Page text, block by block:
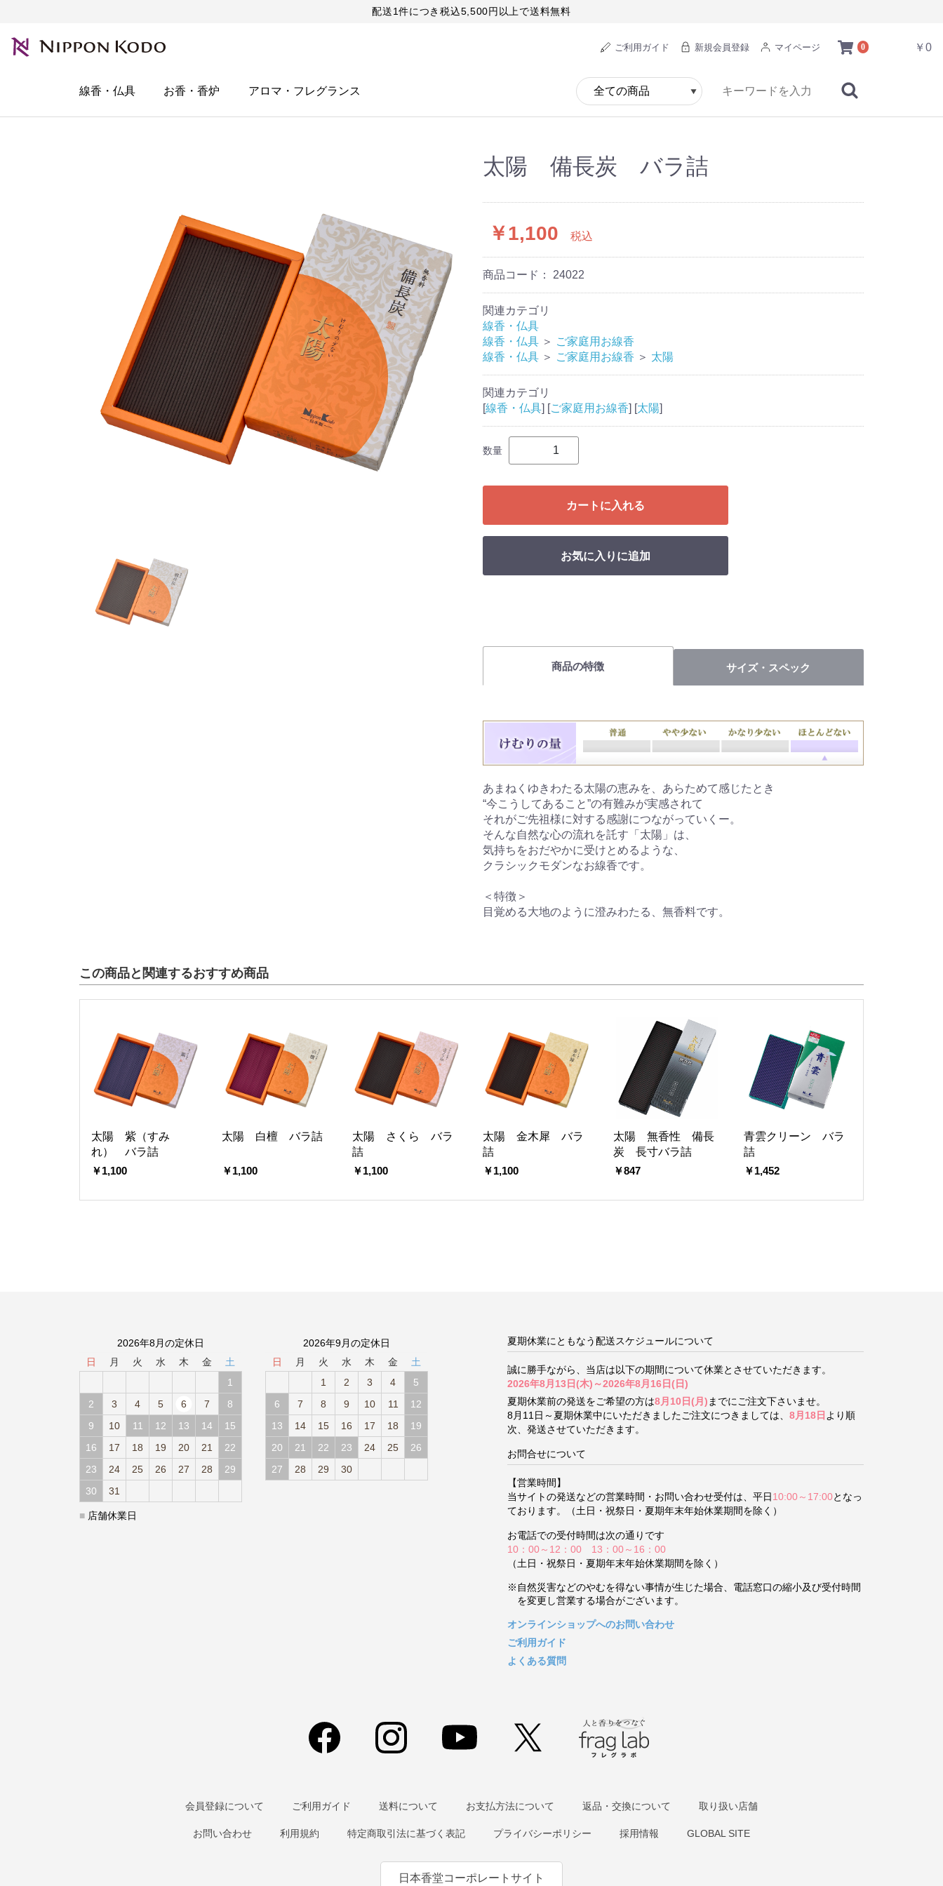
配送1件につき税込5,500円以上で送料無料
0 ￥0
ご利用ガイド 新規会員登録 マイページ
線香・仏具 お香・香炉 アロマ・フレグランス
太陽 備長炭 バラ詰
￥1,100 税込
商品コード： 24022
関連カテゴリ
線香・仏具
線香・仏具 ＞ ご家庭用お線香
線香・仏具 ＞ ご家庭用お線香 ＞ 太陽
関連カテゴリ
[線香・仏具] [ご家庭用お線香] [太陽]
数量
カートに入れる
お気に入りに追加
商品の特徴 サイズ・スペック
あまねくゆきわたる太陽の恵みを、あらためて感じたとき
“今こうしてあること”の有難みが実感されて
それがご先祖様に対する感謝につながっていくー。
そんな自然な心の流れを託す「太陽」は、
気持ちをおだやかに受けとめるような、
クラシックモダンなお線香です。
＜特徴＞
目覚める大地のように澄みわたる、無香料です。
この商品と関連するおすすめ商品
太陽 紫（すみ
れ） バラ詰
￥1,100
太陽 白檀 バラ詰
￥1,100
太陽 さくら バラ
詰
￥1,100
太陽 金木犀 バラ
詰
￥1,100
太陽 無香性 備長
炭 長寸バラ詰
￥847
青雲クリーン バラ
詰
￥1,452
2026年8月の定休日
日
月 火 水 木 金
土
1
2
3 4 5 6 7
8
9
10 11 12 13 14
15
16
17 18 19 20 21
22
23
24 25 26 27 28
29
30
31
2026年9月の定休日
日
月 火 水 木 金
土
1
2 3 4
5
6
7 8 9 10 11
12
13
14 15 16 17 18
19
20
21 22 23 24 25
26
27
28 29 30
■ 店舗休業日
夏期休業にともなう配送スケジュールについて
誠に勝手ながら、当店は以下の期間について休業とさせていただきます。
2026年8月13日(木)～2026年8月16日(日)
夏期休業前の発送をご希望の方は8月10日(月)までにご注文下さいませ。
8月11日～夏期休業中にいただきましたご注文につきましては、 8月18日 より順
次、発送させていただきます。
お問合せについて
【営業時間】
当サイトの発送などの営業時間・お問い合わせ受付は、平日10:00～17:00となっ
ております。（土日・祝祭日・夏期年末年始休業期間を除く）
お電話での受付時間は次の通りです
10：00～12：00 13：00～16：00
（土日・祝祭日・夏期年末年始休業期間を除く）
※自然災害などのやむを得ない事情が生じた場合、電話窓口の縮小及び受付時間
を変更し営業する場合がございます。
オンラインショップへのお問い合わせ
ご利用ガイド
よくある質問
会員登録について ご利用ガイド 送料について お支払方法について 返品・交換について 取り扱い店舗
お問い合わせ 利用規約 特定商取引法に基づく表記 プライバシーポリシー 採用情報 GLOBAL SITE
日本香堂コーポレートサイト